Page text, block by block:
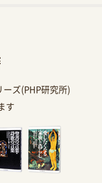
ズ(PHP研究所)
す